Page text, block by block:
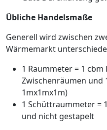
Übliche Handelsmaße
Generell wird zwischen
Wärmemarkt
1 Raummeter = 1
Zwischenräumen und
1mx1mx1m)
1 Schüttraummeter =
und nicht gestapelt